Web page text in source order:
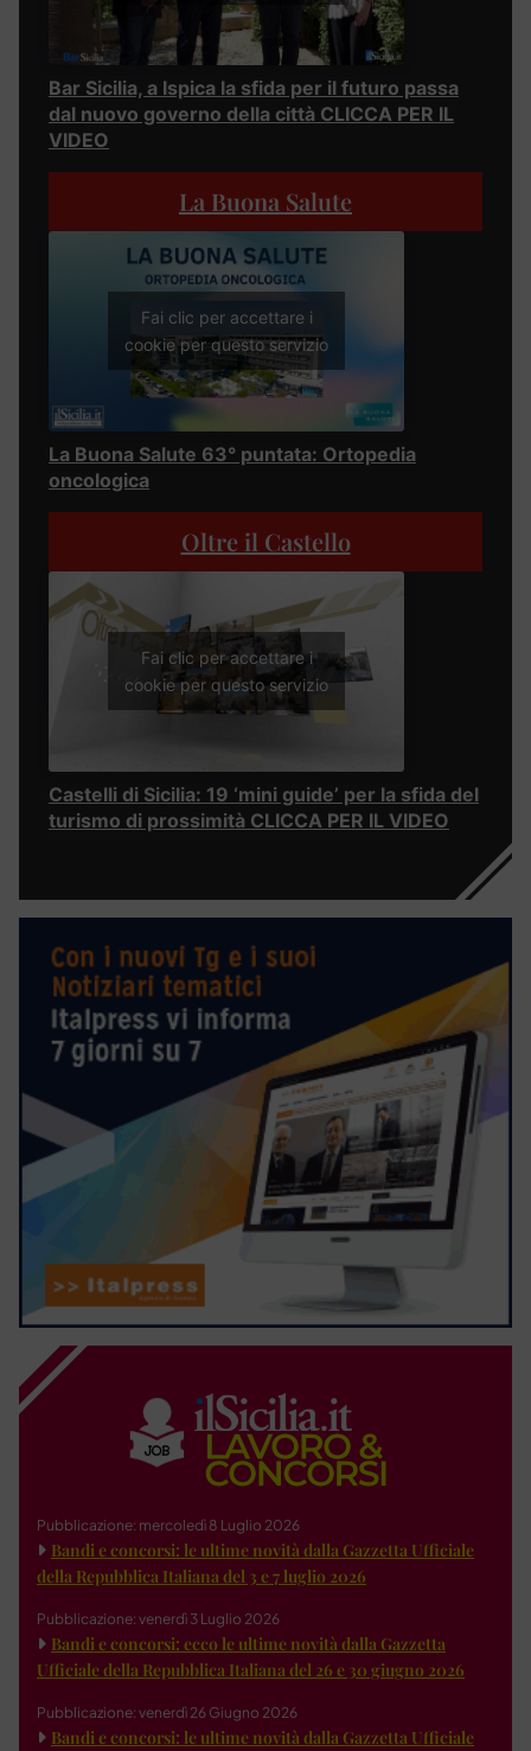
Bar Sicilia, a Ispica la sfida per il futuro passa
dal nuovo governo della città CLICCA PER IL
VIDEO
La Buona Salute
Fai clic per accettare i
cookie per questo servizio
La Buona Salute 63° puntata: Ortopedia
oncologica
Oltre il Castello
Fai clic per accettare i
cookie per questo servizio
Castelli di Sicilia: 19 ‘mini guide’ per la sfida del
turismo di prossimità CLICCA PER IL VIDEO
Pubblicazione: mercoledì 8 Luglio 2026
Bandi e concorsi: le ultime novità dalla Gazzetta Ufficiale
della Repubblica Italiana del 3 e 7 luglio 2026
Pubblicazione: venerdì 3 Luglio 2026
Bandi e concorsi: ecco le ultime novità dalla Gazzetta
Ufficiale della Repubblica Italiana del 26 e 30 giugno 2026
Pubblicazione: venerdì 26 Giugno 2026
Bandi e concorsi: le ultime novità dalla Gazzetta Ufficiale